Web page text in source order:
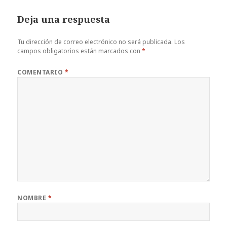
Deja una respuesta
Tu dirección de correo electrónico no será publicada. Los
campos obligatorios están marcados con*
COMENTARIO *
NOMBRE *